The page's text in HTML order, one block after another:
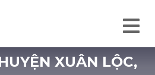
XUÂN LỘC,